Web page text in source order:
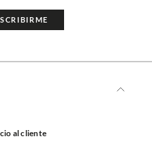
al cliente